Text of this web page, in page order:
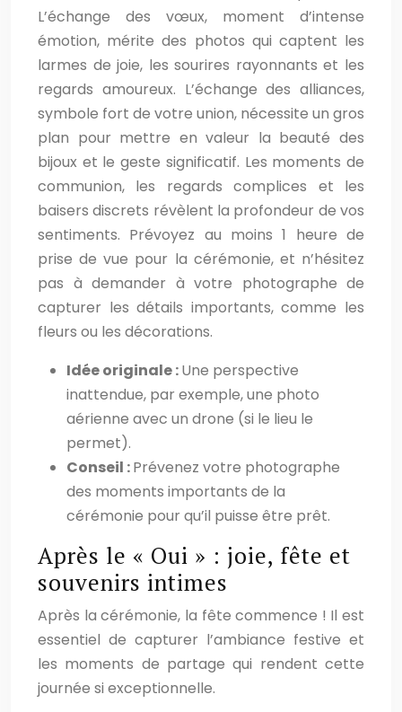
L’échange des vœux, moment d’intense
émotion, mérite des photos qui captent les
larmes de joie, les sourires rayonnants et les
regards amoureux. L’échange des alliances,
symbole fort de votre union, nécessite un gros
plan pour mettre en valeur la beauté des
bijoux et le geste significatif. Les moments de
communion, les regards complices et les
baisers discrets révèlent la profondeur de vos
sentiments. Prévoyez au moins 1 heure de
prise de vue pour la cérémonie, et n’hésitez
pas à demander à votre photographe de
capturer les détails importants, comme les
fleurs ou les décorations.
Idée originale :Une perspective
inattendue, par exemple, une photo
aérienne avec un drone (si le lieu le
permet).
Conseil :Prévenez votre photographe
des moments importants de la
cérémonie pour qu’il puisse être prêt.
Après le « Oui » : joie, fête et
souvenirs intimes
Après la cérémonie, la fête commence ! Il est
essentiel de capturer l’ambiance festive et
les moments de partage qui rendent cette
journée si exceptionnelle.